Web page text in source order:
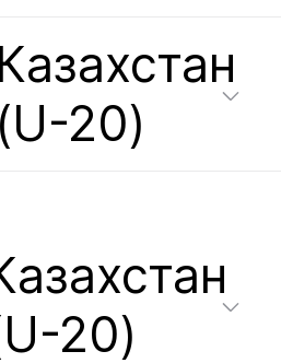
Казахстан
(U-20)
20)